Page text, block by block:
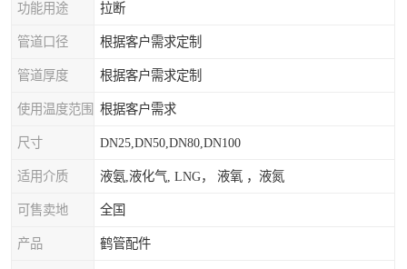
功能用途 拉断
管道口径 根据客户需求定制
管道厚度 根据客户需求定制
使用温度范围 根据客户需求
尺寸 DN25,DN50,DN80,DN100
适用介质 液氨,液化气, LNG， 液氧 ，液氮
可售卖地 全国
产品 鹤管配件